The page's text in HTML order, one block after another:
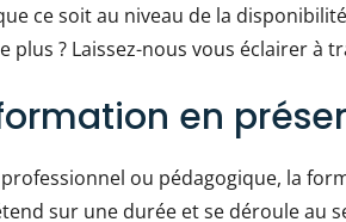
ce soit au niveau de la
plus ? Laissez-nous vous éclairer à
en
ou pédagogique, la
sur une durée et se déroule au